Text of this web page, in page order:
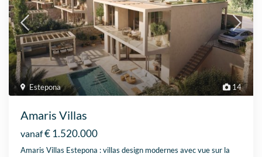
14
Estepona
Amaris Villas
vanaf€ 1.520.000
Amaris Villas Estepona : villas design modernes avec vue sur la